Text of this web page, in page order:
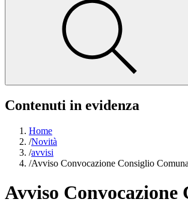
Contenuti in evidenza
Home
/Novità
/avvisi
/Avviso Convocazione Consiglio
Avviso Convocazione